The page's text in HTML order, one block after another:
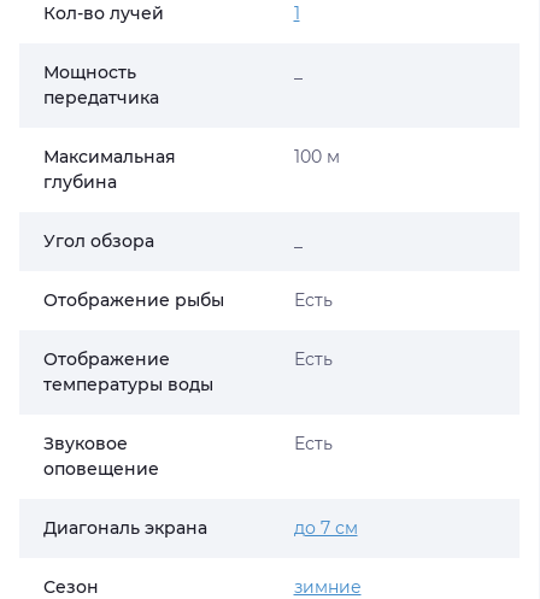
Кол-во лучей 1
Мощность
передатчика
Максимальная
глубина
100 м
Угол обзора
Отображение рыбы Есть
Отображение
температуры воды
Есть
Звуковое
оповещение
Есть
Диагональ экрана до 7 см
Сезон зимние